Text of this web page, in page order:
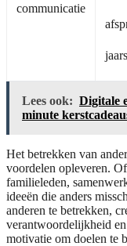
communicatie
Lees ook: Digitale
minute
Het betrekken van
voordelen opleveren.
familieleden,
ideeën die anders
anderen te betrekken,
verantwoordelijkheid
motivatie om doelen te